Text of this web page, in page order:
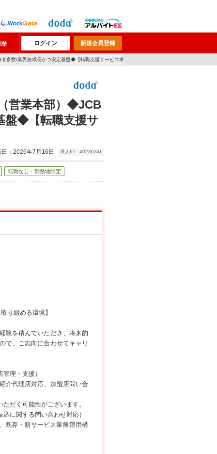
歴 ログイン 新規会員登録
多数/業界急成長かつ安定基盤◆【転職支援サービス求
営業本部）◆JCB
盤◆【転職支援サ
：2026年7月16日 求人ID：40230346
転勤なし・勤務地限定
り組める環境】
験を積んでいただき、将来的
で、ご志向に合わせてキャリ
理・支援）
介代理店対応、加盟店問い合
だく可能性がございます。
に関する問い合わせ対応）
既存・新サービス業務運用構